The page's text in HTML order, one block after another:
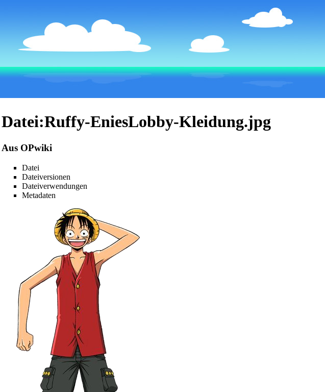
Datei:Ruffy-EniesLobby-Kleidung.jpg
Aus OPwiki
Datei
Dateiversionen
Dateiverwendungen
Metadaten